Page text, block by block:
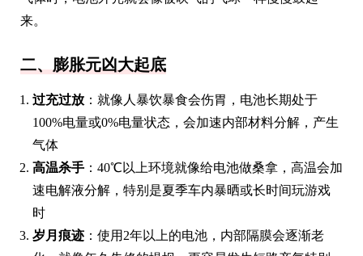
来。
二、膨胀元凶大起底
过充过放 ：就像人暴饮暴食会伤胃，电池长期处于
100%电量或0%电量状态，会加速内部材料分解，产生
气体
高温杀手 ：40℃以上环境就像给电池做桑拿，高温会加
速电解液分解，特别是夏季车内暴晒或长时间玩游戏
时
岁月痕迹 ：使用2年以上的电池，内部隔膜会逐渐老